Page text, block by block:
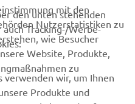
mit den
Nutzerstatistiken zu
wie Besucher
Website, Produkte,
zu
den unten stehenden
Tracking-/Werbe-
verwenden wir, um Ihnen
Produkte und